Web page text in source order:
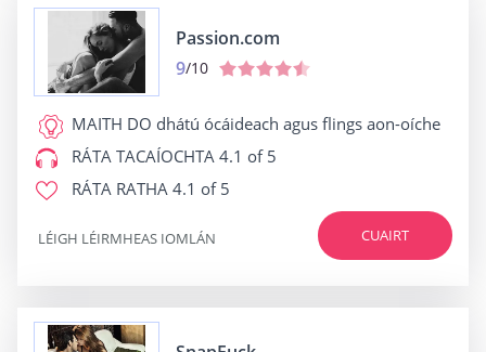
Passion.com
9/10
MAITH DO dhátú ócáideach agus flings aon-oíche
RÁTA TACAÍOCHTA 4.1 of 5
RÁTA RATHA 4.1 of 5
CUAIRT
LÉIGH LÉIRMHEAS IOMLÁN